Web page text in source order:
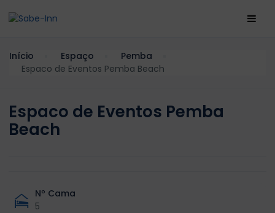
Início Espaço
Pemba
Espaco de Eventos Pemba Beach
Espaco de Eventos Pemba
Beach
Nº Cama
5